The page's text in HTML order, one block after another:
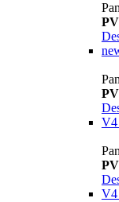
V4
V4